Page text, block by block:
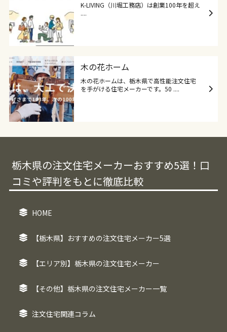
K-LIVING（川堀工務店）は創業100年を超え
....
木の花ホーム
木の花ホームは、栃木県で高性能注文住宅
を手がける住宅メーカーです。50 ....
栃木県の注文住宅メーカーおすすめ5選！口
コミや評判をもとに徹底比較
HOME
【栃木県】おすすめの注文住宅メーカー5選
【エリア別】栃木県の注文住宅メーカー
【その他】栃木県の注文住宅メーカー一覧
注文住宅関連コラム